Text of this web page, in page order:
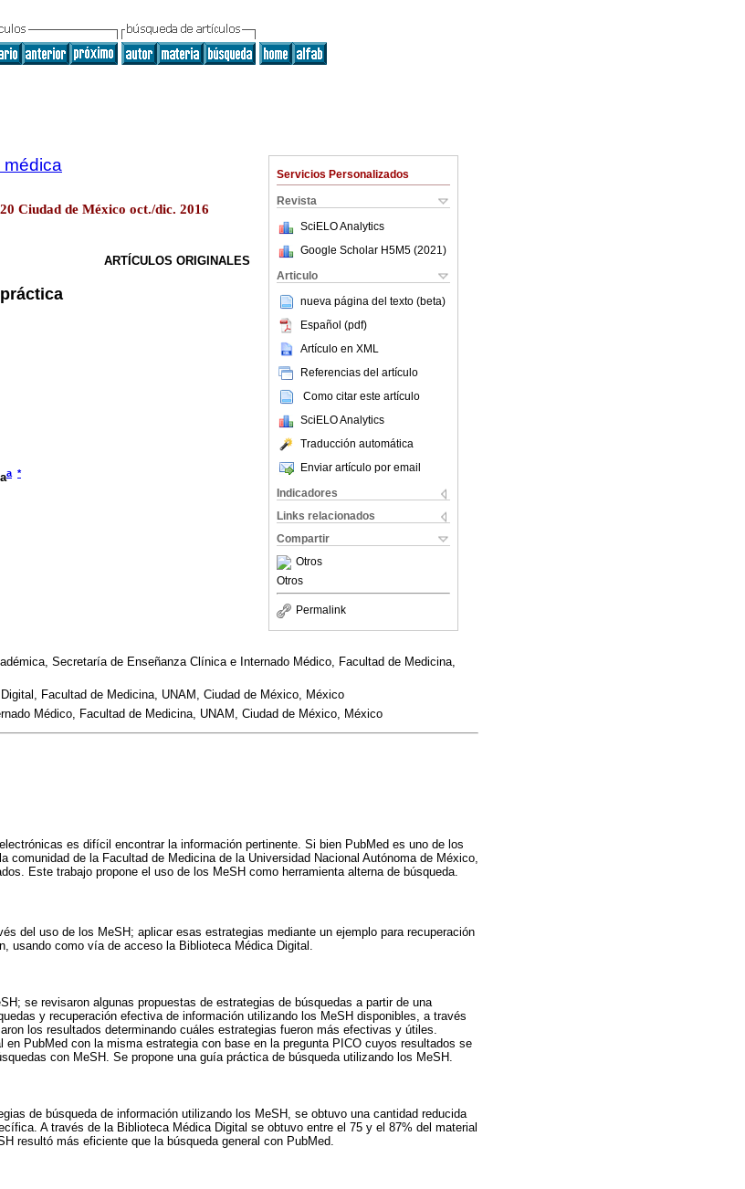
Servicios Personalizados
Revista
SciELO Analytics
Google Scholar H5M5 (2021 )
Articulo
nueva página del texto (beta)
Español (pdf)
Artículo en XML
Referencias del artículo
Como citar este artículo
SciELO Analytics
Traducción automática
Enviar artículo por email
Indicadores
Links relacionados
Compartir
Otros
Otros
Permalink
Ciudad de México oct./dic. 2016
ARTÍCULOS ORIGINALES
a *
Secretaría de Enseñanza Clínica e Internado Médico, Facultad de Medicina,
Facultad de Medicina, UNAM, Ciudad de México, México
Médico, Facultad de Medicina, UNAM, Ciudad de México, México
es difícil encontrar la información pertinente. Si bien PubMed es uno de los
comunidad de la Facultad de Medicina de la Universidad Nacional Autónoma de México,
Este trabajo propone el uso de los MeSH como herramienta alterna de búsqueda.
del uso de los MeSH; aplicar esas estrategias mediante un ejemplo para recuperación
usando como vía de acceso la Biblioteca Médica Digital.
se revisaron algunas propuestas de estrategias de búsquedas a partir de una
y recuperación efectiva de información utilizando los MeSH disponibles, a través
los resultados determinando cuáles estrategias fueron más efectivas y útiles.
en PubMed con la misma estrategia con base en la pregunta PICO cuyos resultados se
con MeSH. Se propone una guía práctica de búsqueda utilizando los MeSH.
de búsqueda de información utilizando los MeSH, se obtuvo una cantidad reducida
A través de la Biblioteca Médica Digital se obtuvo entre el 75 y el 87% del material
resultó más eficiente que la búsqueda general con PubMed.